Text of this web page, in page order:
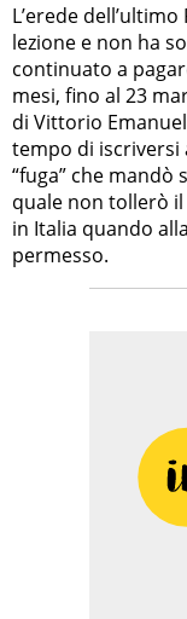
L’erede
lezione e non ha
continuato a
mesi, fino al 23
di Vittorio
tempo di iscriversi
“fuga” che
quale non tollerò
in Italia quando alla
permesso.